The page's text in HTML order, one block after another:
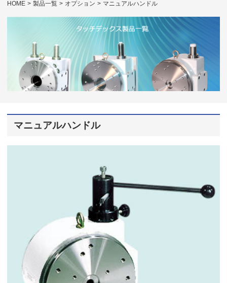
HOME > 製品一覧 > オプション > マニュアルハンドル
マニュアルハンドル